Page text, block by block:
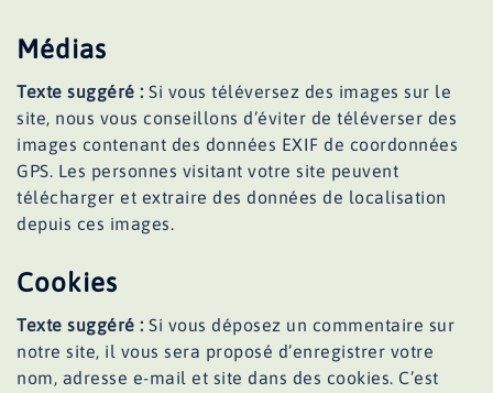
Médias
Texte suggéré : Si vous téléversez des images sur le
site, nous vous conseillons d’éviter de téléverser des
images contenant des données EXIF de coordonnées
GPS. Les personnes visitant votre site peuvent
télécharger et extraire des données de localisation
depuis ces images.
Cookies
Texte suggéré : Si vous déposez un commentaire sur
notre site, il vous sera proposé d’enregistrer votre
nom, adresse e-mail et site dans des cookies. C’est